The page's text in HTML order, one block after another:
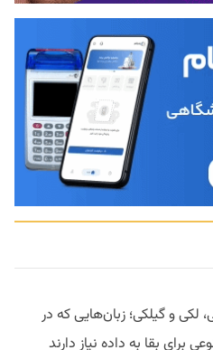
لکی و گیلکی؛ زبان‌هایی که در
بقا به داده نیاز دارند